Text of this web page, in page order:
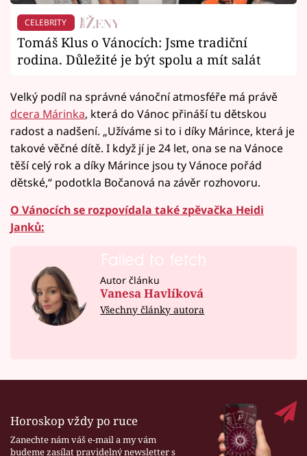
CELEBRITY
Tomáš Klus o Vánocích: Jsme tradiční
rodina. Důležité je být spolu a mít salát
Velký podíl na správné vánoční atmosféře má právě
dcera Márinka, která do Vánoc přináší tu dětskou
radost a nadšení. „Užíváme si to i díky Márince, která je
takové věčné dítě. I když jí je 24 let, ona se na Vánoce
těší celý rok a díky Márince jsou ty Vánoce pořád
dětské,“ podotkla Bočanová na závěr rozhovoru.
O Vánocích se rozpovídala také zpěvačka Heidi
Janků:
Failed to fetch
Autor článku
Vanesa Havlíková
Všechny články autora
Horoskop vždy po ruce
Zanechte nám váš e-mail a my vám
budeme zasílat pravidelný newsletter s